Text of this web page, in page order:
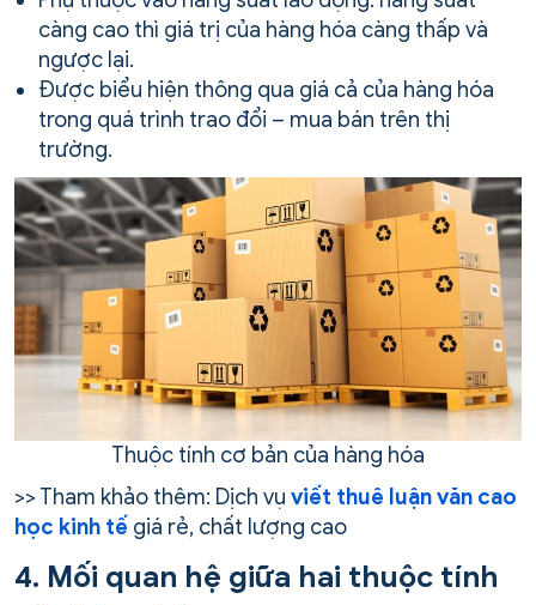
càng cao thì giá trị của hàng hóa càng thấp và
ngược lại.
Được biểu hiện thông qua giá cả của hàng hóa
trong quá trình trao đổi – mua bán trên thị
trường.
Thuộc tính cơ bản của hàng hóa
>> Tham khảo thêm: Dịch vụ viết thuê luận văn cao
học kinh tế giá rẻ, chất lượng cao
4. Mối quan hệ giữa hai thuộc tính